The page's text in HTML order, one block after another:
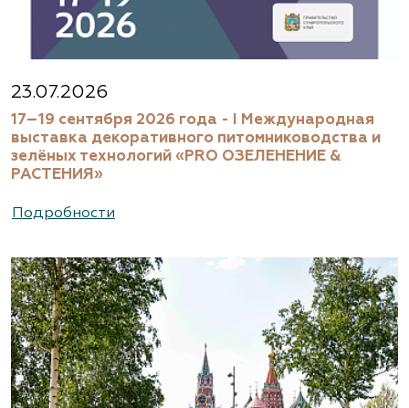
23.07.2026
17–19 сентября 2026 года - I Международная
выставка декоративного питомниководства и
зелёных технологий «PRO ОЗЕЛЕНЕНИЕ &
РАСТЕНИЯ»
Подробности